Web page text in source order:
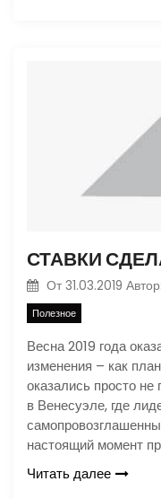
СТАВКИ
От 31.03.2019 Автор:
Полезное
Весна 2019 года
изменения – как
оказались просто не
в Венесуэле, где
настоящий момент
Читать далее